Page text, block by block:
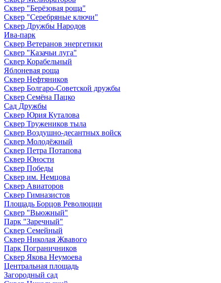
Сквер "Берёзовая роща"
Сквер "Серебряные ключи"
Сквер Дружбы Народов
Ива-парк
Сквер Ветеранов энергетики
Сквер "Казачьи луга"
Сквер Корабельный
Яблоневая роща
Сквер Нефтяников
Сквер Болгаро-Советской дружбы
Сквер Семёна Пацко
Сад Дружбы
Сквер Юрия Куталова
Сквер Тружеников тыла
Сквер Воздушно-десантных войск
Сквер Молодёжный
Сквер Петра Потапова
Сквер Юности
Сквер Победы
Сквер им. Немцова
Сквер Авиаторов
Сквер Гимназистов
Площадь Борцов Революции
Сквер "Вьюжный"
Парк "Заречный"
Сквер Семейный
Сквер Николая Жвавого
Парк Пограничников
Сквер Якова Неумоева
Центральная площадь
Загородный сад